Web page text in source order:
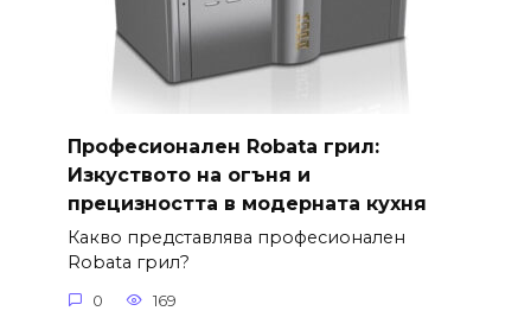
Професионален Robata грил:
Изкуството на огъня и
прецизността в модерната кухня
Какво представлява професионален
Robata грил?
0 169